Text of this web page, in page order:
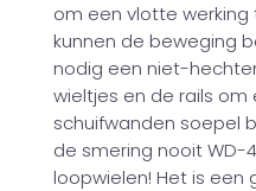
om een vlotte werking
kunnen de beweging
nodig een niet-
wieltjes en de rails
schuifwanden soepel
de smering nooit WD-
loopwielen! Het is een